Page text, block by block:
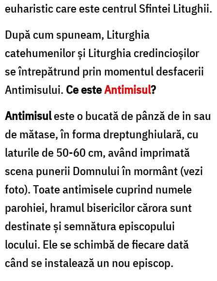
euharistic care este centrul Sfintei Litughii.
După cum spuneam, Liturghia
catehumenilor și Liturghia credincioșilor
se întrepătrund prin momentul desfacerii
Antimisului. Ce esteAntimisul?
Antimisuleste o bucată de pânză de in sau
de mătase, în forma dreptunghiulară, cu
laturile de 50-60 cm, având imprimată
scena punerii Domnului în mormânt (vezi
foto). Toate antimisele cuprind numele
parohiei, hramul bisericilor cărora sunt
destinate și semnătura episcopului
locului. Ele se schimbă de fiecare dată
când se instalează un nou episcop.